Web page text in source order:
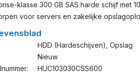
klasse 300 GB SAS harde schijf met
voor servers en zakelijke
HDD (hardeschijven) Opslag
Nieuw
HUC103030CSS600